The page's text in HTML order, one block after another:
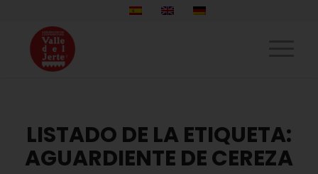
LISTADO DE LA ETIQUETA:
AGUARDIENTE DE CEREZA